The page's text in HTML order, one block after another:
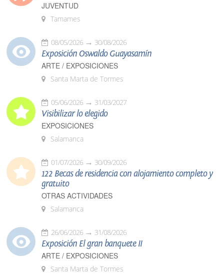
JUVENTUD
Tamames
08/05/2026 30/08/2026
Exposición Oswaldo Guayasamín
ARTE / EXPOSICIONES
Santa Marta de Tormes
05/06/2026 31/03/2027
Visibilizar lo elegido
EXPOSICIONES
Salamanca
01/07/2026 30/09/2026
122 Becas de residencia con alojamiento completo y
gratuito
OTRAS ACTIVIDADES
Salamanca
26/06/2026 31/08/2026
Exposición El gran banquete II
ARTE / EXPOSICIONES
Santa Marta de Tormes